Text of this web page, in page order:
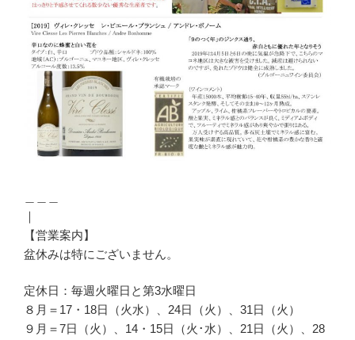
｜
【営業案内】
盆休みは特にございません。
定休日：毎週火曜日と第3水曜日
８月＝17・18日（火水）、24日（火）、31日（火）
９月＝7日（火）、14・15日（火･水）、21日（火）、28